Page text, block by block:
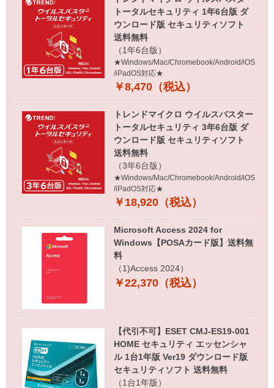
トータルセキュリティ 1年6台版 ダ
ウンロード版 セキュリティソフト
送料無料
（1年6台版）
★Windows/Mac/Chromebook/Android/iOS
/iPadOS対応★
￥8,470（税込）
トレンドマイクロ ウイルスバスター
トータルセキュリティ 3年6台版 ダ
ウンロード版 セキュリティソフト
送料無料
（3年6台版）
★Windows/Mac/Chromebook/Android/iOS
/iPadOS対応★
￥18,920（税込）
Microsoft Access 2024 for
Windows【POSAカード版】送料無
料
（1)Access 2024）
￥22,370（税込）
【代引不可】ESET CMJ-ES19-001
HOME セキュリティ エッセンシャ
ル 1台1年版 Ver19 ダウンロード版
セキュリティソフト 送料無料
（1台1年版）